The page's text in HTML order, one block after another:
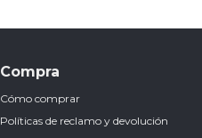
Compra
Cómo comprar
Políticas de reclamo y devolución